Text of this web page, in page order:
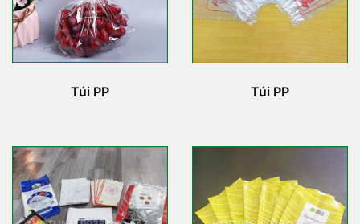
Túi PP Túi PP